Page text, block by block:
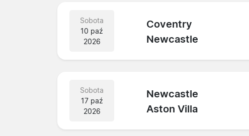
Sobota
10 paź
2026
Coventry
Newcastle
Sobota
17 paź
2026
Newcastle
Aston Villa